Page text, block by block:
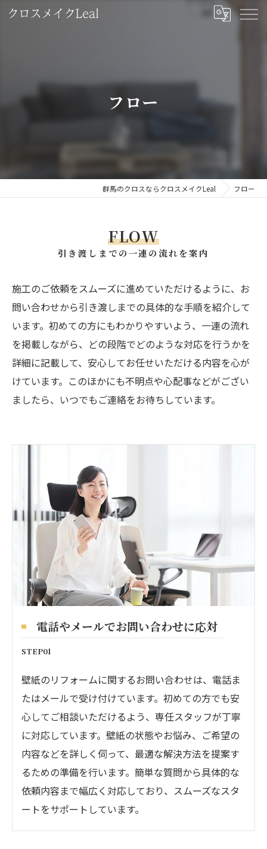
フロー
群馬のクロスならクロスメイクLeal フロー
引き渡しまでの一連の流れを案内
FLOW
施工のご依頼をスムーズに進めていただけるように、お
問い合わせから引き渡しまでの具体的な手順を紹介して
います。初めての方にもわかりやすいよう、一連の流れ
を掲載しながら、どの段階でどのような対応を行うかを
詳細に記載して、安心してお任せいただける内容を心が
けています。このほかにも不明点や心配事などがござい
ましたら、いつでもご連絡をお待ちしています。
電話やメールでお問い合わせに応対
STEP01
壁紙のリフォームに関するお問い合わせは、電話ま
たはメールで受け付けています。初めての方でも安
心してご相談いただけるよう、専任スタッフが丁寧
に対応しています。壁紙の状態やお悩み、ご希望の
内容などを詳しく伺って、最適な解決方法を提案す
るための準備を行います。簡単な質問から具体的な
依頼内容まで幅広く対応しており、スムーズなスタ
ートをサポートしています。